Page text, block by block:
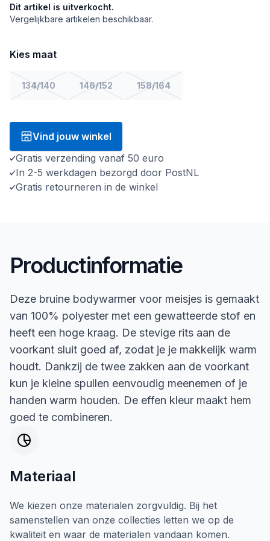
Dit artikel is uitverkocht.
Vergelijkbare artikelen beschikbaar.
Kies maat
134/140 146/152 158/164
Vind jouw winkel
Gratis verzending vanaf 50 euro
In 2-5 werkdagen bezorgd door PostNL
Gratis retourneren in de winkel
Productinformatie
Deze bruine bodywarmer voor meisjes is gemaakt
van 100% polyester met een gewatteerde stof en
heeft een hoge kraag. De stevige rits aan de
voorkant sluit goed af, zodat je je makkelijk warm
houdt. Dankzij de twee zakken aan de voorkant
kun je kleine spullen eenvoudig meenemen of je
handen warm houden. De effen kleur maakt hem
goed te combineren.
Materiaal
We kiezen onze materialen zorgvuldig. Bij het
samenstellen van onze collecties letten we op de
kwaliteit en waar de materialen vandaan komen.